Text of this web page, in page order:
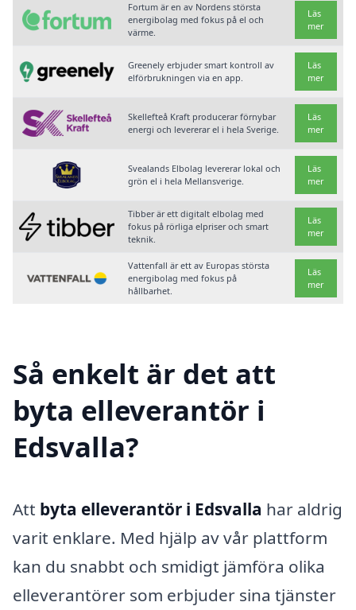
Fortum är en av Nordens största
energibolag med fokus på el och
värme.
Läs
mer
Greenely erbjuder smart kontroll av
elförbrukningen via en app.
Läs
mer
Skellefteå Kraft producerar förnybar
energi och levererar el i hela Sverige.
Läs
mer
Svealands Elbolag levererar lokal och
grön el i hela Mellansverige.
Läs
mer
Tibber är ett digitalt elbolag med
fokus på rörliga elpriser och smart
teknik.
Läs
mer
Vattenfall är ett av Europas största
energibolag med fokus på
hållbarhet.
Läs
mer
Så enkelt är det att
byta elleverantör i
Edsvalla?
Att byta elleverantör i Edsvalla har aldrig
varit enklare. Med hjälp av vår plattform
kan du snabbt och smidigt jämföra olika
elleverantörer som erbjuder sina tjänster